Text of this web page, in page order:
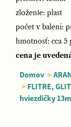
zloženie: plast
počet v balení:
hmotnosť: cca 5
cena je
Domov >
> FLITRE,
hviezdičky